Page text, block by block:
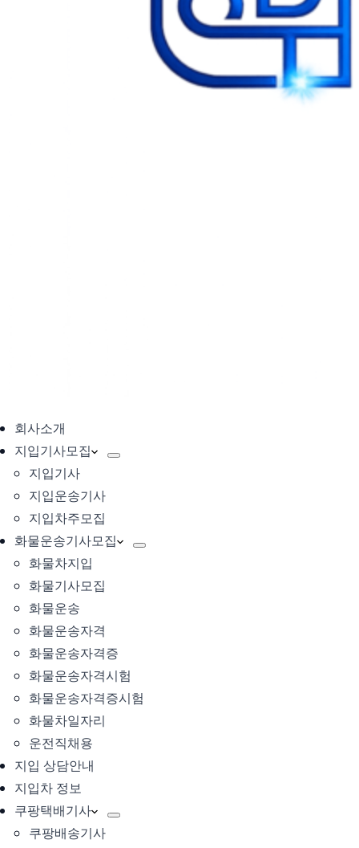
회사소개
지입기사모집
지입기사
지입운송기사
지입차주모집
화물운송기사모집
화물차지입
화물기사모집
화물운송
화물운송자격
화물운송자격증
화물운송자격시험
화물운송자격증시험
화물차일자리
운전직채용
지입 상담안내
지입차 정보
쿠팡택배기사
쿠팡배송기사